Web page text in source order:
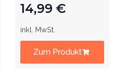
14,99 €
inkl. MwSt.
Zum Produkt